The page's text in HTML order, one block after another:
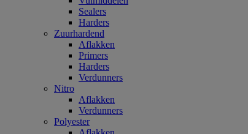
Sealers
Harders
Zuurhardend
Aflakken
Primers
Harders
Verdunners
Nitro
Aflakken
Verdunners
Polyester